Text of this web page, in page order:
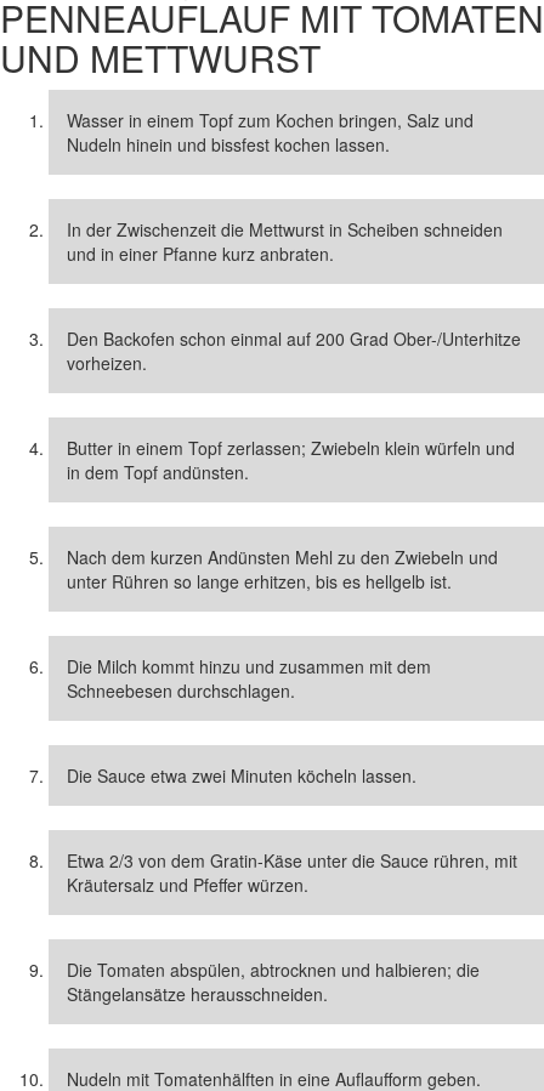
PENNEAUFLAUF MIT TOMATEN
UND METTWURST
Wasser in einem Topf zum Kochen bringen, Salz und
Nudeln hinein und bissfest kochen lassen.
In der Zwischenzeit die Mettwurst in Scheiben schneiden
und in einer Pfanne kurz anbraten.
Den Backofen schon einmal auf 200 Grad Ober-/Unterhitze
vorheizen.
Butter in einem Topf zerlassen; Zwiebeln klein würfeln und
in dem Topf andünsten.
Nach dem kurzen Andünsten Mehl zu den Zwiebeln und
unter Rühren so lange erhitzen, bis es hellgelb ist.
Die Milch kommt hinzu und zusammen mit dem
Schneebesen durchschlagen.
Die Sauce etwa zwei Minuten köcheln lassen.
Etwa 2/3 von dem Gratin-Käse unter die Sauce rühren, mit
Kräutersalz und Pfeffer würzen.
Die Tomaten abspülen, abtrocknen und halbieren; die
Stängelansätze herausschneiden.
Nudeln mit Tomatenhälften in eine Auflaufform geben.